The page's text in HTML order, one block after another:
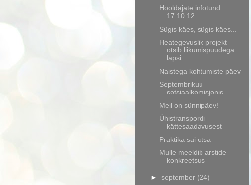
Hooldajate infotund
17.10.12
Sügis käes, sügis käes...
Heategevuslik projekt
otsib liikumispuudega
lapsi
Naistega kohtumiste päev
Septembrikuu
sotsiaalkomisjonis
Meil on sünnipäev!
Ühistranspordi
kättesaadavusest
Praktika sai otsa
Mulle meeldib arstide
konkreetsus
► september (24)